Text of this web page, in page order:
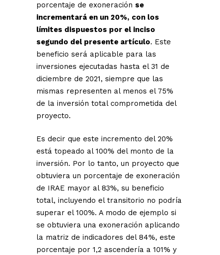
porcentaje de exoneración se
incrementará en un 20%, con los
límites dispuestos por el inciso
segundo del presente artículo. Este
beneficio será aplicable para las
inversiones ejecutadas hasta el 31 de
diciembre de 2021, siempre que las
mismas representen al menos el 75%
de la inversión total comprometida del
proyecto.
Es decir que este incremento del 20%
está topeado al 100% del monto de la
inversión. Por lo tanto, un proyecto que
obtuviera un porcentaje de exoneración
de IRAE mayor al 83%, su beneficio
total, incluyendo el transitorio no podría
superar el 100%. A modo de ejemplo si
se obtuviera una exoneración aplicando
la matriz de indicadores del 84%, este
porcentaje por 1,2 ascendería a 101% y